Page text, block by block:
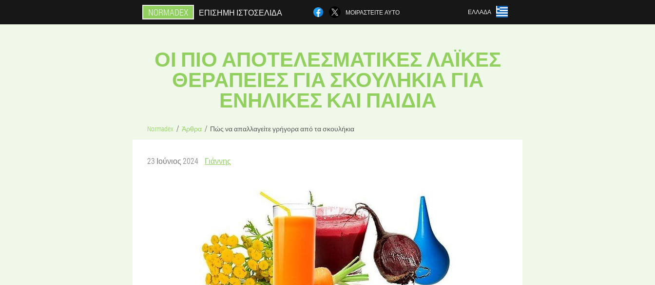
NORMADEX ΕΠΊΣΗΜΗ ΙΣΤΟΣΕΛΊΔΑ ΜΟΙΡΑΣΤΕΊΤΕ ΑΥΤΌ ΕΛΛΆΔΑ
ΟΙ ΠΙΟ ΑΠΟΤΕΛΕΣΜΑΤΙΚΈΣ ΛΑΪΚΈΣ
ΘΕΡΑΠΕΊΕΣ ΓΙΑ ΣΚΟΥΛΉΚΙΑ ΓΙΑ
ΕΝΉΛΙΚΕΣ ΚΑΙ ΠΑΙΔΙΆ
Normadex Άρθρα Πώς να απαλλαγείτε γρήγορα από τα σκουλήκια
23 Ιούνιος 2024 Γιάννης